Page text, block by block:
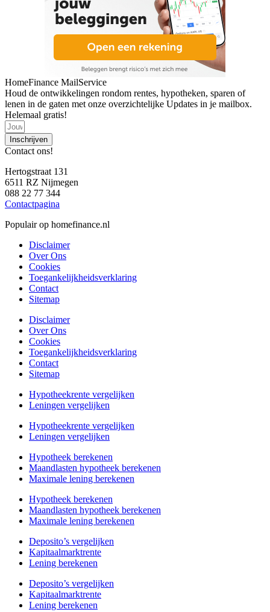
HomeFinance MailService
Houd de ontwikkelingen rondom rentes, hypotheken, sparen of
lenen in de gaten met onze overzichtelijke Updates in je mailbox.
Helemaal gratis!
Inschrijven
Contact ons!
Hertogstraat 131
6511 RZ Nijmegen
088 22 77 344
Contactpagina
Populair op homefinance.nl
Disclaimer
Over Ons
Cookies
Toegankelijkheidsverklaring
Contact
Sitemap
Disclaimer
Over Ons
Cookies
Toegankelijkheidsverklaring
Contact
Sitemap
Hypotheekrente vergelijken
Leningen vergelijken
Hypotheekrente vergelijken
Leningen vergelijken
Hypotheek berekenen
Maandlasten hypotheek berekenen
Maximale lening berekenen
Hypotheek berekenen
Maandlasten hypotheek berekenen
Maximale lening berekenen
Deposito’s vergelijken
Kapitaalmarktrente
Lening berekenen
Deposito’s vergelijken
Kapitaalmarktrente
Lening berekenen